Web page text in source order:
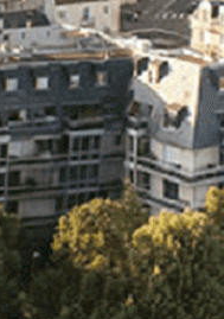
affichées
réseaux sociaux